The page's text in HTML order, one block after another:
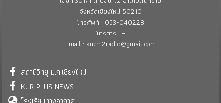
จังหวัดเชียงใหม่ 50210
โทรศัพท์ : 053-040228
โทรสาร : –
Email : kucm2radio@gmail.com
สถานีวิทยุ ม.ก.เชียงใหม่
KUR PLUS NEWS